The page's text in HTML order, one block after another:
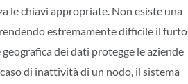
le chiavi appropriate. Non esiste una
estremamente difficile il furto
dei dati protegge le aziende
di inattività di un nodo, il sistema